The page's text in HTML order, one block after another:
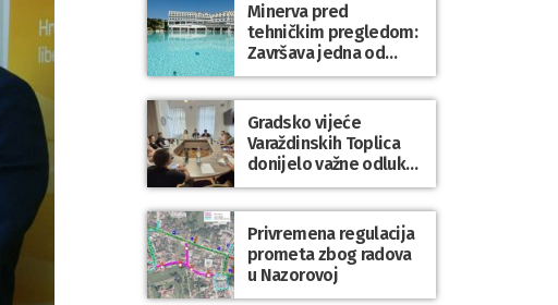
Minerva pred
tehničkim pregledom:
Završava jedna od
najvećih investicija u
zdravstveni turizam
Varaždinske županije
Gradsko vijeće
Varaždinskih Toplica
donijelo važne odluke
za kvalitetnije
upravljanje gradskom
imovinom i
komunalnim sustavom
Privremena regulacija
prometa zbog radova
u Nazorovoj